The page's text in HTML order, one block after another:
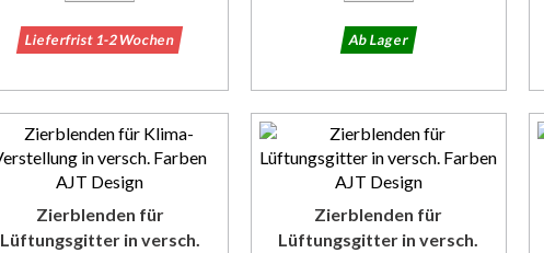
Lieferfrist 1-2 Wochen Ab Lager
Zierblenden für
Lüftungsgitter in versch.
Zierblenden für
Lüftungsgitter in versch.